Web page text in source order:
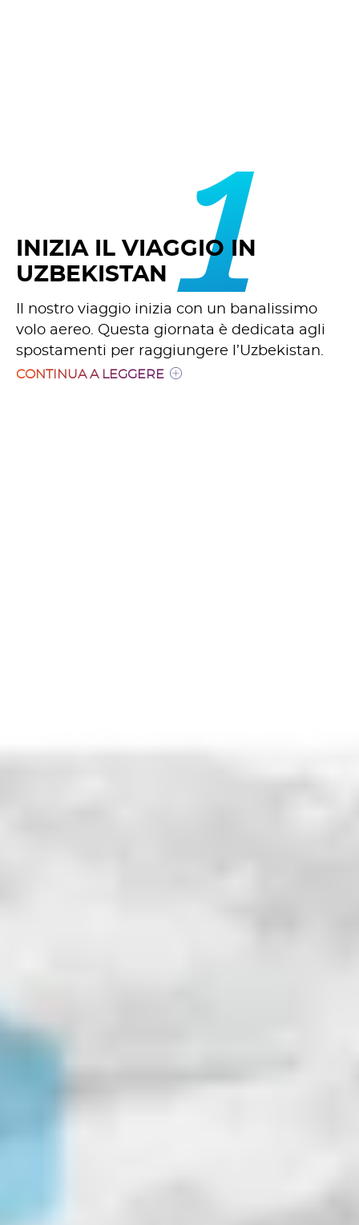
1
INIZIA IL VIAGGIO IN
UZBEKISTAN
Il nostro viaggio inizia con un banalissimo
volo aereo. Questa giornata è dedicata agli
spostamenti per raggiungere l’Uzbekistan.
CONTINUA A LEGGERE